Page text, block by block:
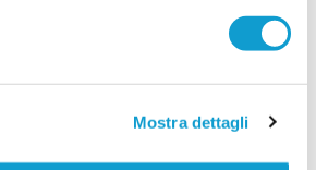
Mostra dettagli